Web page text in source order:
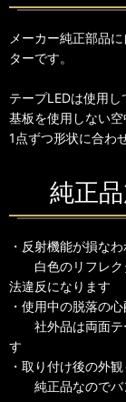
メーカー純正部品
ターです。
テープLEDは使用し
基板を使用しない空
1点ずつ形状に合わ
純正
・反射機能が損な
白色のリフレク
法違反になります
・使用中の脱落の
社外品は両面テ
す
・取り付け後の外
純正品なのでバ